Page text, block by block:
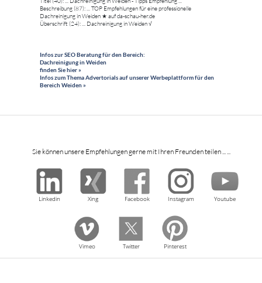
Beschreibung (87): ... TOP Empfehlungen für eine professionelle
Dachreinigung in Weiden ★ auf da-schau-her.de
Überschrift (24): ... Dachreinigung in Weiden √
Infos zur SEO Beratung für den Bereich:
Dachreinigung in Weiden
finden Sie hier »
Infos zum Thema Advertorials auf unserer Werbeplattform für den
Bereich Weiden »
Sie können unsere Empfehlungen gerne mit Ihren Freunden teilen ... ...
Linkedin Xing Facebook Instagram Youtube
Vimeo Twitter Pinterest